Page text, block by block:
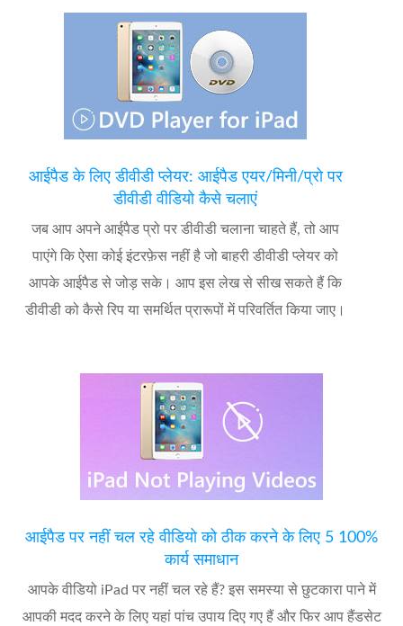
आईपैड के लिए डीवीडी प्लेयर: आईपैड एयर/मिनी/प्रो पर
डीवीडी वीडियो कैसे चलाएं
जब आप अपने आईपैड प्रो पर डीवीडी चलाना चाहते हैं, तो आप
पाएंगे कि ऐसा कोई इंटरफ़ेस नहीं है जो बाहरी डीवीडी प्लेयर को
आपके आईपैड से जोड़ सके। आप इस लेख से सीख सकते हैं कि
डीवीडी को कैसे रिप या समर्थित प्रारूपों में परिवर्तित किया जाए।
आईपैड पर नहीं चल रहे वीडियो को ठीक करने के लिए 5 100%
कार्य समाधान
आपके वीडियो iPad पर नहीं चल रहे हैं? इस समस्या से छुटकारा पाने में
आपकी मदद करने के लिए यहां पांच उपाय दिए गए हैं और फिर आप हैंडसेट